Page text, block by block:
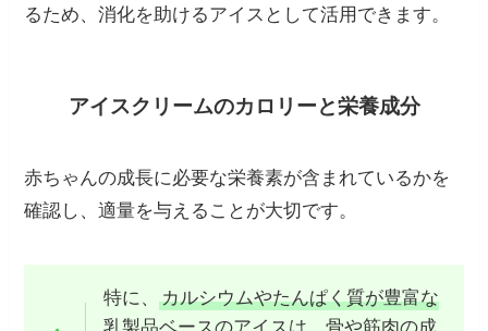
るため、消化を助けるアイスとして活用できます。
アイスクリームのカロリーと栄養成分
赤ちゃんの成長に必要な栄養素が含まれているかを
確認し、適量を与えることが大切です。
特に、
カルシウムやたんぱく質が豊富な